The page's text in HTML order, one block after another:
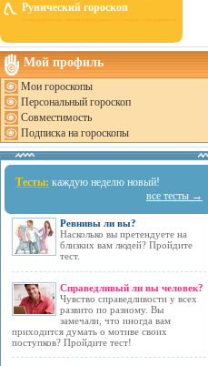
Рунический гороскоп
Мой профиль
Мои гороскопы
Персональный гороскоп
Совместимость
Подписка на гороскопы
Тесты: каждую неделю новый!
все тесты →
Ревнивы ли вы?
Насколько вы претендуете на
близких вам людей? Пройдите
тест.
Справедливый ли вы человек?
Чувство справедливости у всех
развито по разному. Вы
замечали, что иногда вам
приходится думать о мотиве своих
поступков? Пройдите тест!